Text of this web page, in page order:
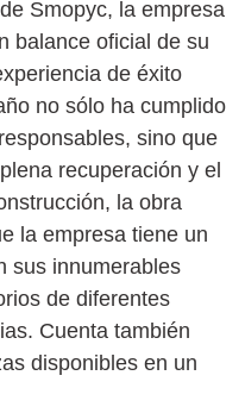
Smopyc, la empresa
balance oficial de su
de éxito
no sólo ha cumplido
sino que
recuperación y el
la obra
la empresa tiene un
sus innumerables
de diferentes
Cuenta también
disponibles en un